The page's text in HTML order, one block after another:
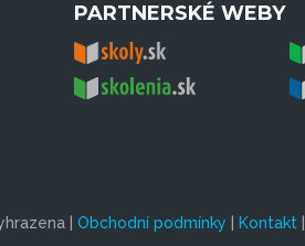
PARTNERSKÉ WEBY
| Obchodní podmínky Kontakt